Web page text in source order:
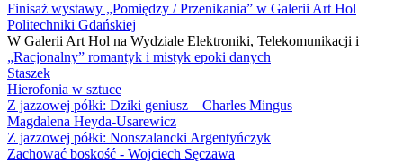
Finisaż wystawy „Pomiędzy / Przenikania” w Galerii Art Hol
Politechniki Gdańskiej
W Galerii Art Hol na Wydziale Elektroniki, Telekomunikacji i
„Racjonalny” romantyk i mistyk epoki danych
Staszek
Hierofonia w sztuce
Z jazzowej półki: Dziki geniusz – Charles Mingus
Magdalena Heyda-Usarewicz
Z jazzowej półki: Nonszalancki Argentyńczyk
Zachować boskość - Wojciech Sęczawa